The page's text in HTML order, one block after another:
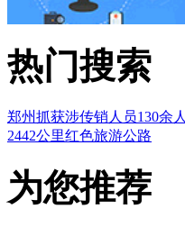
热门搜索
郑州抓获涉传销人员130余人
2442公里红色旅游公路
为您推荐